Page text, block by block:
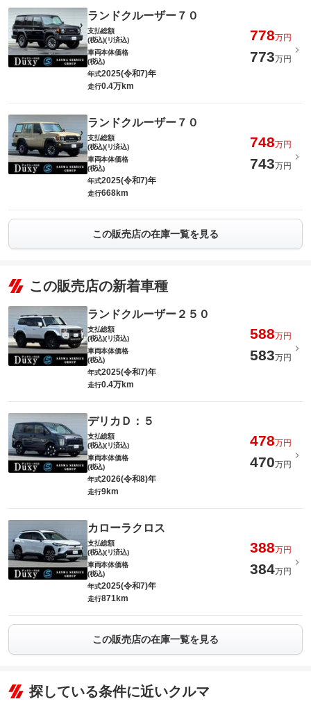
ランドクルーザー７０
支払総額
(税込)(リ済込)
778万円
車両本体価格
(税込)
773万円
年式2025(令和7)年
走行0.4万km
ランドクルーザー７０
支払総額
(税込)(リ済込)
748万円
車両本体価格
(税込)
743万円
年式2025(令和7)年
走行668km
この販売店の在庫一覧を見る
この販売店の新着車種
ランドクルーザー２５０
支払総額
(税込)(リ済込)
588万円
車両本体価格
(税込)
583万円
年式2025(令和7)年
走行0.4万km
デリカＤ：５
支払総額
(税込)(リ済込)
478万円
車両本体価格
(税込)
470万円
年式2026(令和8)年
走行9km
カローラクロス
支払総額
(税込)(リ済込)
388万円
車両本体価格
(税込)
384万円
年式2025(令和7)年
走行871km
この販売店の在庫一覧を見る
探している条件に近いクルマ